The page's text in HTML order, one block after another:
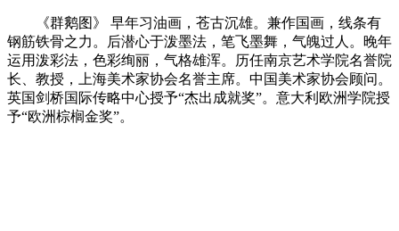
《群鹅图》 早年习油画，苍古沉雄。兼作国画，线条有
钢筋铁骨之力。后潜心于泼墨法，笔飞墨舞，气魄过人。晚年
运用泼彩法，色彩绚丽，气格雄浑。历任南京艺术学院名誉院
长、教授，上海美术家协会名誉主席。中国美术家协会顾问。
英国剑桥国际传略中心授予“杰出成就奖”。意大利欧洲学院授
予“欧洲棕榈金奖”。